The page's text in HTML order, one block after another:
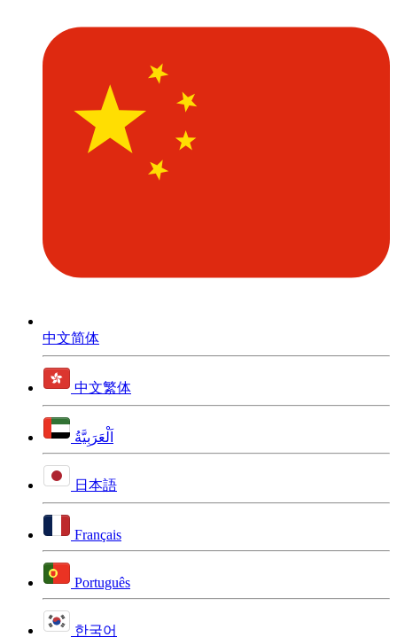
中文简体
中文繁体
اَلْعَرَبِيَّةُ
日本語
Français
Português
한국어